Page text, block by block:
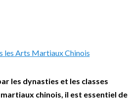
les dynasties et les classes
chinois, il est essentiel de